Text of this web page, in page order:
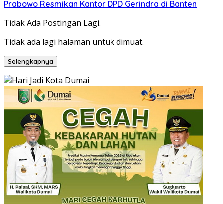
Prabowo Resmikan Kantor DPD Gerindra di Banten
Tidak Ada Postingan Lagi.
Tidak ada lagi halaman untuk dimuat.
Selengkapnya